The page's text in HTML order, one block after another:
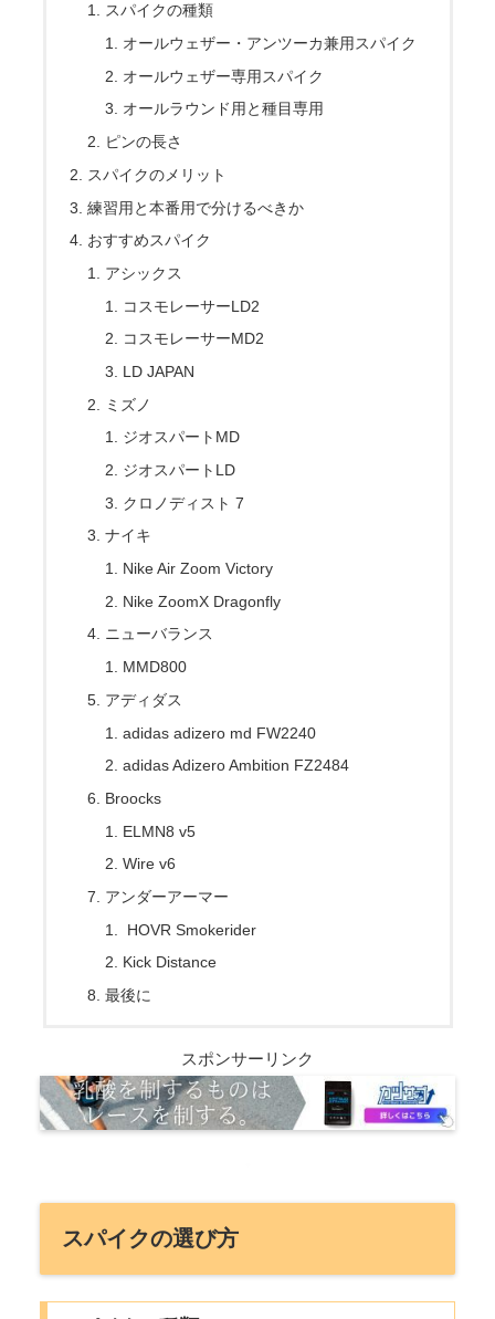
スパイクの種類
オールウェザー・アンツーカ兼用スパイク
オールウェザー専用スパイク
オールラウンド用と種目専用
ピンの長さ
スパイクのメリット
練習用と本番用で分けるべきか
おすすめスパイク
アシックス
コスモレーサーLD2
コスモレーサーMD2
LD JAPAN
ミズノ
ジオスパートMD
ジオスパートLD
クロノディスト 7
ナイキ
Nike Air Zoom Victory
Nike ZoomX Dragonfly
ニューバランス
MMD800
アディダス
adidas adizero md FW2240
adidas Adizero Ambition FZ2484
Broocks
ELMN8 v5
Wire v6
アンダーアーマー
HOVR Smokerider
Kick Distance
最後に
スポンサーリンク
スパイクの選び方